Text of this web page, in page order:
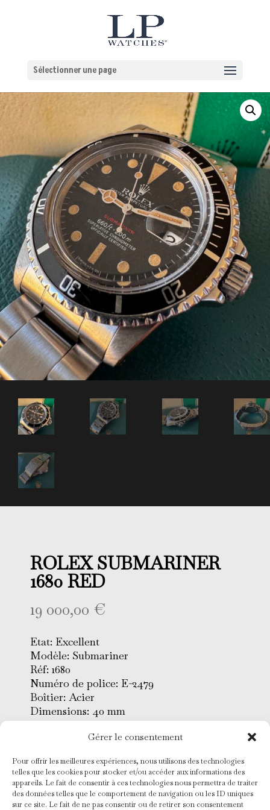
Gérer le consentement
Pour offrir les meilleures expériences, nous utilisons des technologies
telles que les cookies pour stocker et/ou accéder aux informations des
appareils. Le fait de consentir à ces technologies nous permettra de traiter
des données telles que le comportement de navigation ou les ID uniques
sur ce site. Le fait de ne pas consentir ou de retirer son consentement
Sélectionner une page
ROLEX SUBMARINER
1680 RED
19 000,00 €
Etat: Excellent
Modèle: Submariner
Réf: 1680
Numéro de police: E-2479
Boîtier: Acier
Dimensions: 40 mm
Lunette: Acier avec noir
Cadran : Noir mat avec index
Verre: Plexiglas
Bracelet: Oyster acier 93150/580
Mouvement: Remontage